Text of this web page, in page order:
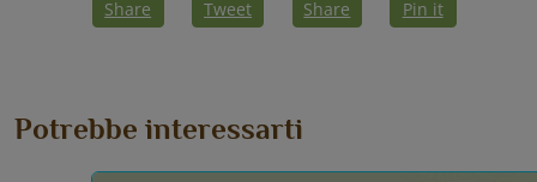
Share Tweet Share Pin it
Potrebbe interessarti